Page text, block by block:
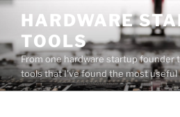
Skip
content
HARDWARE
TOOLS
From one hardware startup founder
tools that I've found the most useful